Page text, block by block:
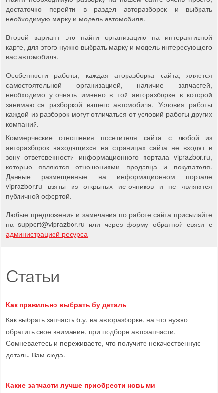
достаточно перейти в раздел авторазборок и выбрать
необходимую марку и модель автомобиля.
Второй вариант это найти организацию на интерактивной
карте, для этого нужно выбрать марку и модель интересующего
вас автомобиля.
Особенности работы, каждая аторазборка сайта, яляется
самостоятельной организацией, наличие запчастей,
необходимо уточнять именно в той авторазборке в которой
занимаются разборкой вашего автомобиля. Условия работы
каждой из разборок могут отличаться от условий работы других
компаний.
Коммерческие отношения посетителя сайта с любой из
авторазборок находящихся на страницах сайта не входят в
зону ответсвенности информационного портала viprazbor.ru,
которые являются отношениями продавца и покупателя.
Данные размещенные на информационном портале
viprazbor.ru взяты из открытых источников и не являются
публичной офертой.
Любые предложения и замечания по работе сайта присылайте
на support@viprazbor.ru или через форму обратной связи с
администрацией ресурса
Статьи
Как правильно выбрать бу деталь
Как выбрать запчасть б.у. на авторазборке, на что нужно
обратить свое внимание, при подборе автозапчасти.
Сомневаетесь и переживаете, что получите некачественную
деталь. Вам сюда.
Какие запчасти лучше приобрести новыми